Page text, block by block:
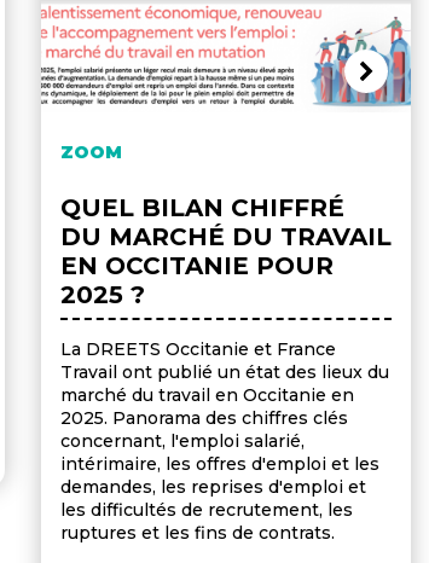
ZOOM
QUEL BILAN CHIFFRÉ
DU MARCHÉ DU TRAVAIL
EN OCCITANIE POUR
2025 ?
La DREETS Occitanie et France
Travail ont publié un état des lieux du
marché du travail en Occitanie en
2025. Panorama des chiffres clés
concernant, l'emploi salarié,
intérimaire, les offres d'emploi et les
demandes, les reprises d'emploi et
les difficultés de recrutement, les
ruptures et les fins de contrats.